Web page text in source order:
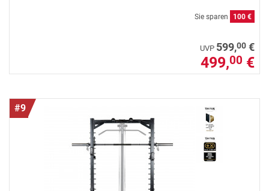
Sie sparen 100 €
UVP 599,00 €
499,00 €
#9